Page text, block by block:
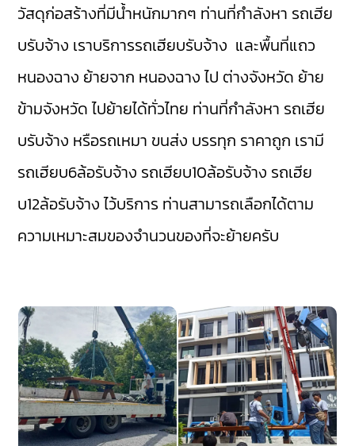
วัสดุก่อสร้างที่มีน้ำหนักมากๆ ท่านที่กำลังหา รถเฮีย
บรับจ้าง เราบริการรถเฮียบรับจ้าง และพื้นที่แถว
หนองฉาง ย้ายจาก หนองฉาง ไป ต่างจังหวัด ย้าย
ข้ามจังหวัด ไปย้ายได้ทั่วไทย ท่านที่กำลังหา รถเฮีย
บรับจ้าง หรือรถเหมา ขนส่ง บรรทุก ราคาถูก เรามี
รถเฮียบ6ล้อรับจ้าง รถเฮียบ10ล้อรับจ้าง รถเฮีย
บ12ล้อรับจ้างไว้บริการ ท่านสามารถเลือกได้ตาม
ความเหมาะสมของจำนวนของที่จะย้ายครับ